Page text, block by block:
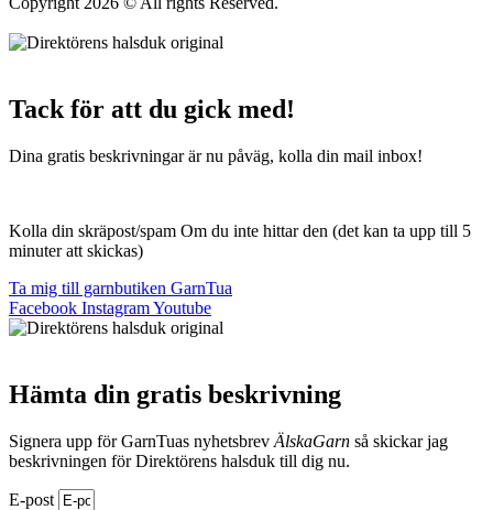
Tack för att du gick med!
Dina gratis beskrivningar är nu påväg, kolla din mail inbox!
Kolla din skräpost/spam Om du inte hittar den (det kan ta upp till 5
minuter att skickas)
Ta mig till garnbutiken GarnTua
Facebook InstagramYoutube
Hämta din gratis beskrivning
Signera upp för GarnTuas nyhetsbrev ÄlskaGarn så skickar jag
beskrivningen för Direktörens halsduk till dig nu.
E-post